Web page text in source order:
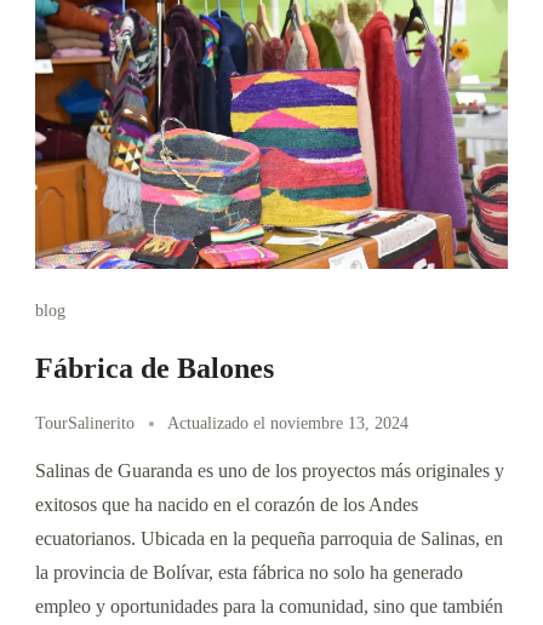
blog
Fábrica de Balones
TourSalinerito Actualizado el noviembre 13, 2024
Salinas de Guaranda es uno de los proyectos más originales y
exitosos que ha nacido en el corazón de los Andes
ecuatorianos. Ubicada en la pequeña parroquia de Salinas, en
la provincia de Bolívar, esta fábrica no solo ha generado
empleo y oportunidades para la comunidad, sino que también